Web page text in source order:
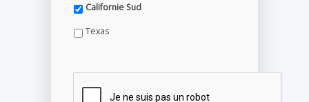
Californie Sud
Texas